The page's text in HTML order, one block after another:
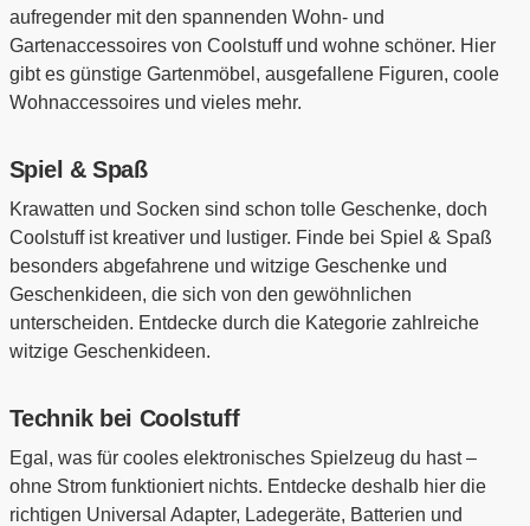
aufregender mit den spannenden Wohn- und
Gartenaccessoires von Coolstuff und wohne schöner. Hier
gibt es günstige Gartenmöbel, ausgefallene Figuren, coole
Wohnaccessoires und vieles mehr.
Spiel & Spaß
Krawatten und Socken sind schon tolle Geschenke, doch
Coolstuff ist kreativer und lustiger. Finde bei Spiel & Spaß
besonders abgefahrene und witzige Geschenke und
Geschenkideen, die sich von den gewöhnlichen
unterscheiden. Entdecke durch die Kategorie zahlreiche
witzige Geschenkideen.
Technik bei Coolstuff
Egal, was für cooles elektronisches Spielzeug du hast –
ohne Strom funktioniert nichts. Entdecke deshalb hier die
richtigen Universal Adapter, Ladegeräte, Batterien und